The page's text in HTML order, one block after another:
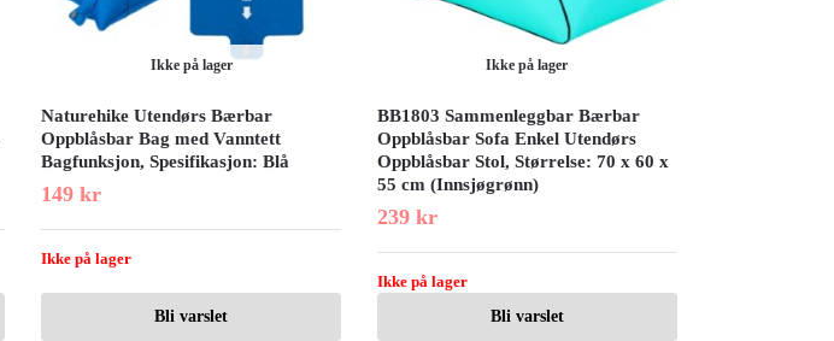
Ikke på lager
Naturehike Utendørs Bærbar
Oppblåsbar Bag med Vanntett
Bagfunksjon, Spesifikasjon: Blå
149kr
Ikke på lager
Bli varslet
Ikke på lager
BB1803 Sammenleggbar Bærbar
Oppblåsbar Sofa Enkel Utendørs
Oppblåsbar Stol, Størrelse: 70 x 60 x
55 cm (Innsjøgrønn)
239kr
Ikke på lager
Bli varslet